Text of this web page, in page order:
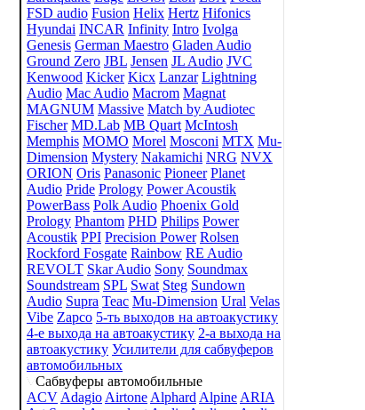
FSD audio Fusion Helix Hertz Hifonics
Hyundai INCAR Infinity Intro Ivolga
Genesis German Maestro Gladen Audio
Ground Zero JBL Jensen JL Audio JVC
Kenwood Kicker Kicx Lanzar Lightning
Audio Mac Audio Macrom Magnat
MAGNUM Massive Match by Audiotec
Fischer MD.Lab MB Quart McIntosh
Memphis MOMO Morel Mosconi MTX Mu-
Dimension Mystery Nakamichi NRG NVX
ORION Oris Panasonic Pioneer Planet
Audio Pride Prology Power Acoustik
PowerBass Polk Audio Phoenix Gold
Prology Phantom PHD Philips Power
Acoustik PPI Precision Power Rolsen
Rockford Fosgate Rainbow RE Audio
REVOLT Skar Audio Sony Soundmax
Soundstream SPL Swat Steg Sundown
Audio Supra Teac Mu-Dimension Ural Velas
Vibe Zapco 5-ть выходов на автоакустику
4-е выхода на автоакустику 2-а выхода на
автоакустику Усилители для сабвуферов
автомобильных
Сабвуферы автомобильные
ACV Adagio Airtone Alphard Alpine ARIA